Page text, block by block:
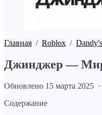
Главная / Roblox /
Джинджер —
Обновлено 15 марта 2025
Содержание